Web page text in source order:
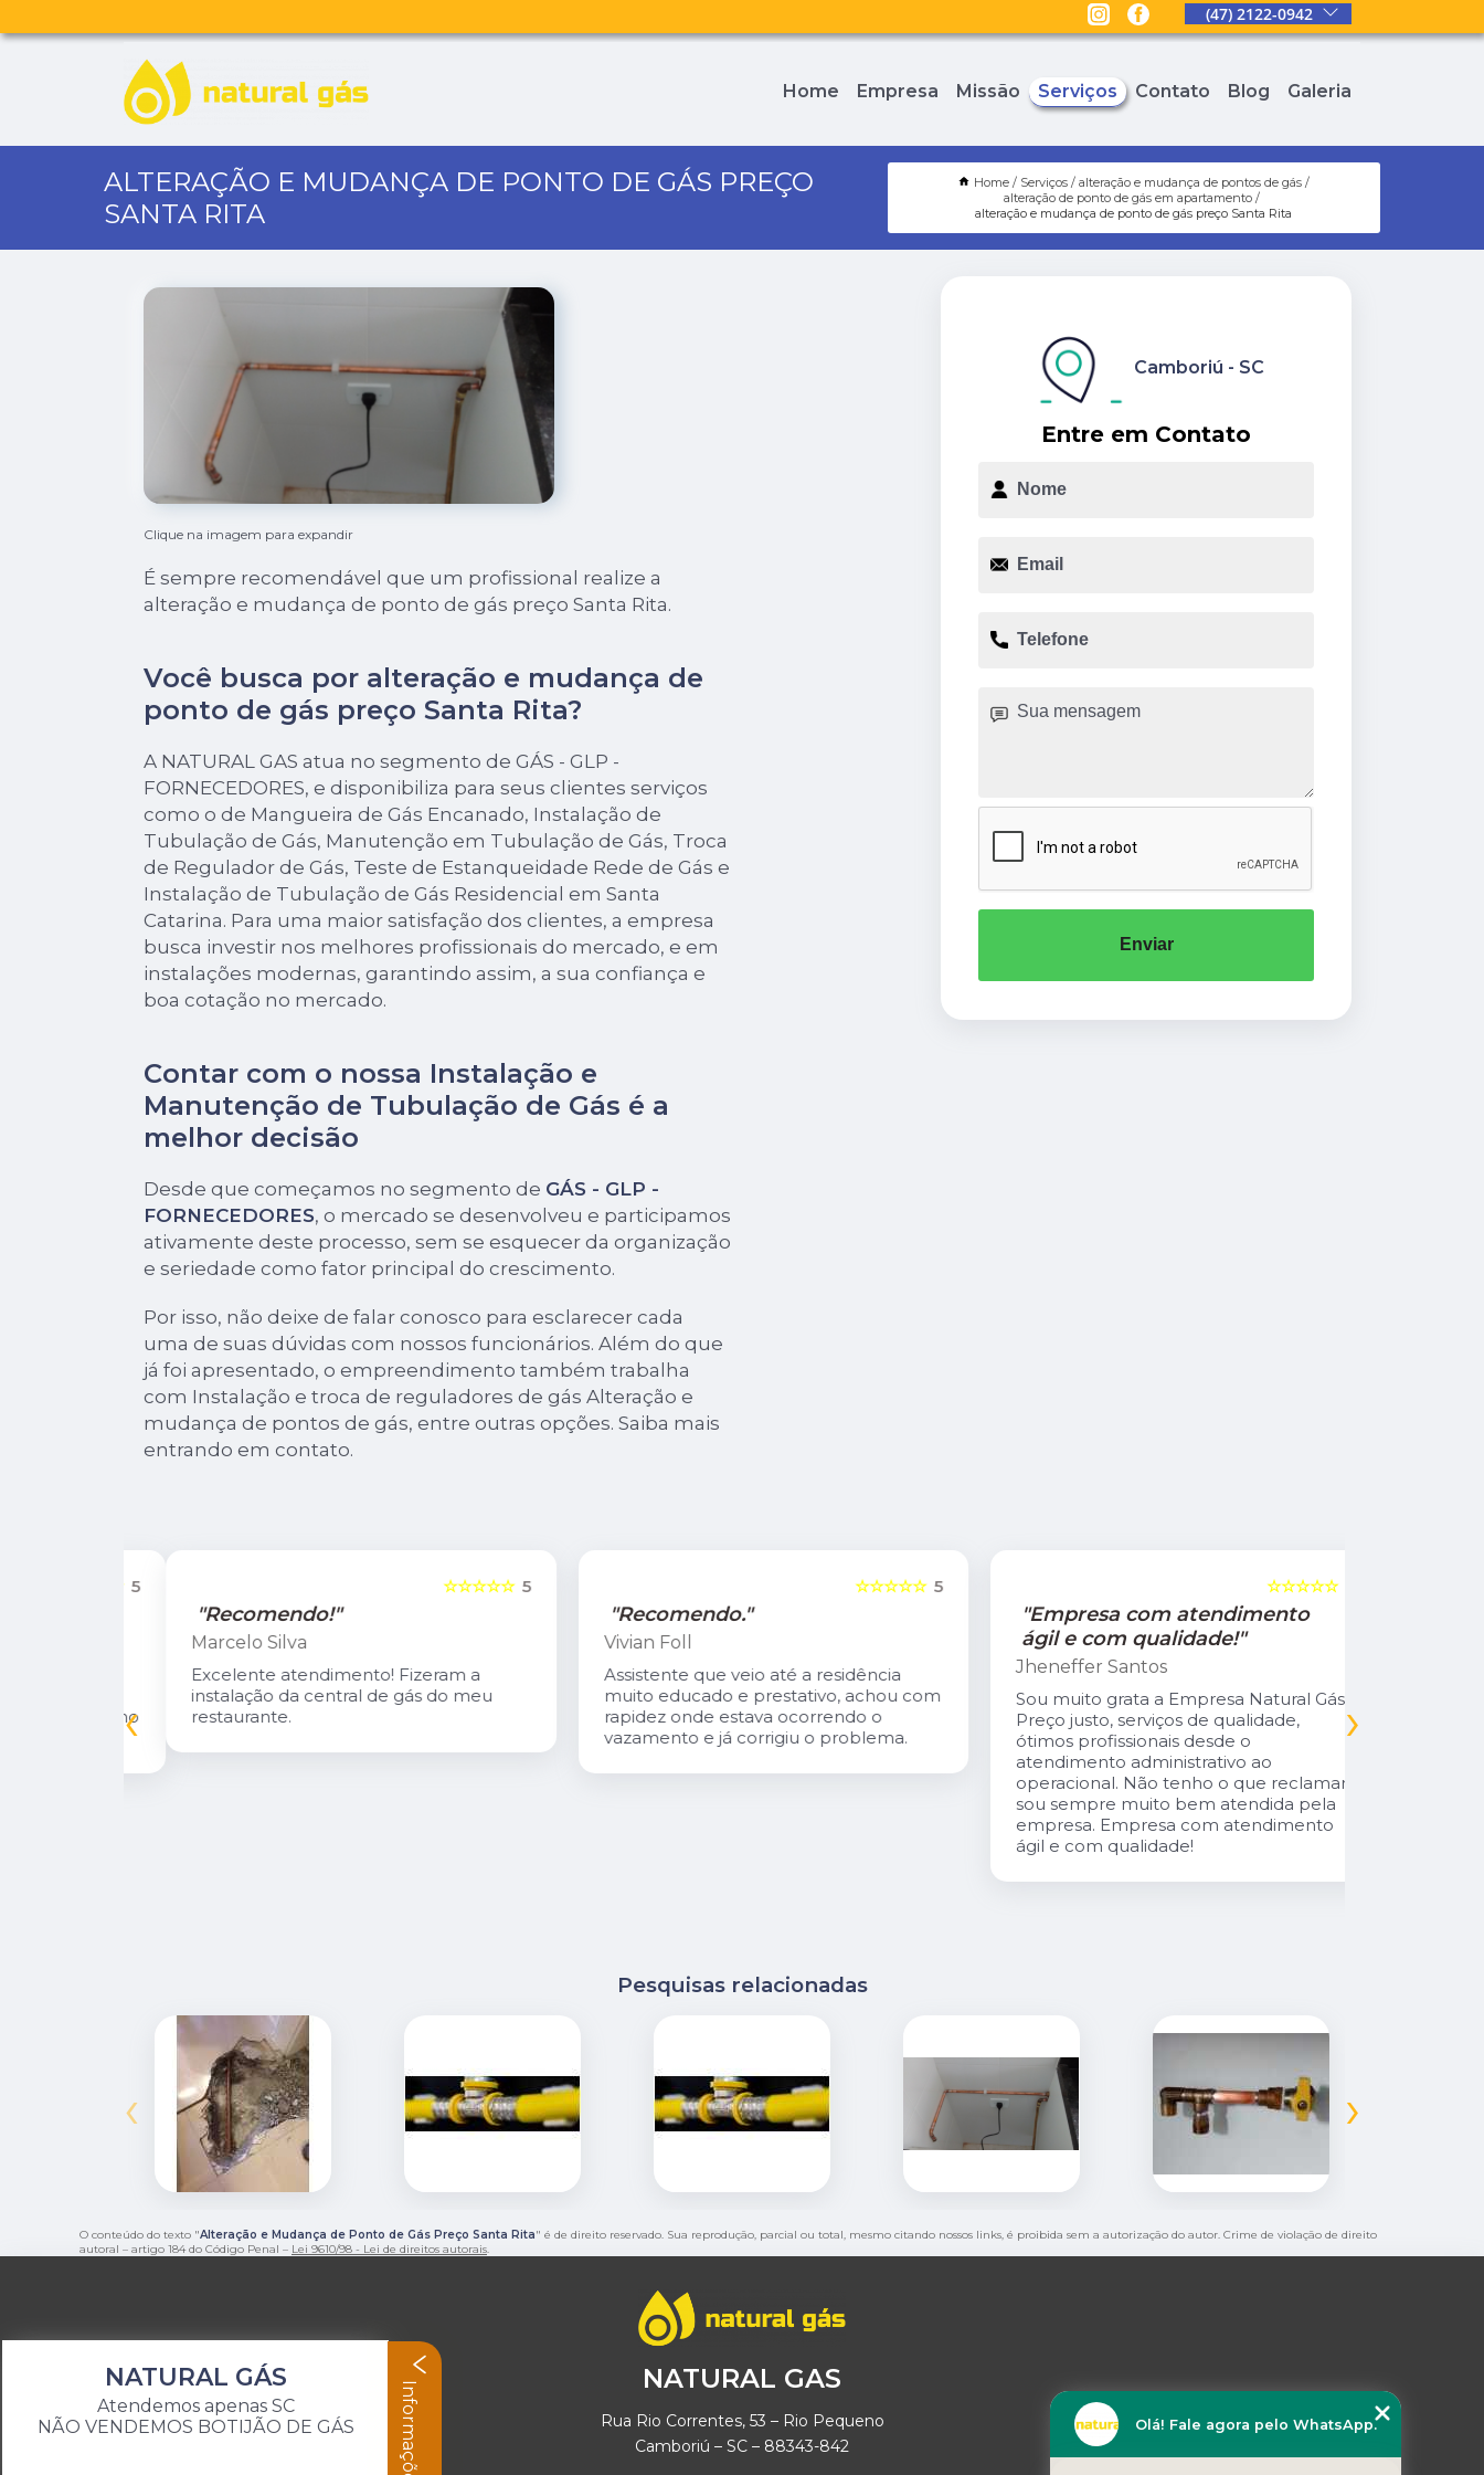
(47) 2122-0942
Home Empresa Missão Serviços Contato Blog Galeria
ALTERAÇÃO E MUDANÇA DE PONTO DE GÁS PREÇO
SANTA RITA
Home Serviços
alteração e mudança de pontos de gás
alteração de ponto de gás em apartamento
alteração e mudança de ponto de gás preço Santa Rita
Clique na imagem para expandir
É sempre recomendável que um profissional realize a
alteração e mudança de ponto de gás preço Santa Rita.
Você busca por alteração e mudança de
ponto de gás preço Santa Rita?
A NATURAL GAS atua no segmento de GÁS - GLP -
FORNECEDORES, e disponibiliza para seus clientes serviços
como o de Mangueira de Gás Encanado, Instalação de
Tubulação de Gás, Manutenção em Tubulação de Gás, Troca
de Regulador de Gás, Teste de Estanqueidade Rede de Gás e
Instalação de Tubulação de Gás Residencial em Santa
Catarina. Para uma maior satisfação dos clientes, a empresa
busca investir nos melhores profissionais do mercado, e em
instalações modernas, garantindo assim, a sua confiança e
boa cotação no mercado.
Contar com o nossa Instalação e
Manutenção de Tubulação de Gás é a
melhor decisão
Desde que começamos no segmento de GÁS - GLP -
FORNECEDORES, o mercado se desenvolveu e participamos
ativamente deste processo, sem se esquecer da organização
e seriedade como fator principal do crescimento.
Por isso, não deixe de falar conosco para esclarecer cada
uma de suas dúvidas com nossos funcionários. Além do que
já foi apresentado, o empreendimento também trabalha
com Instalação e troca de reguladores de gás Alteração e
mudança de pontos de gás, entre outras opções. Saiba mais
entrando em contato.
Entre em Contato
Camboriú - SC
Enviar
5
☆☆☆☆☆
"Recomendo!"
Marcelo Silva
Excelente atendimento! Fizeram a
instalação da central de gás do meu
restaurante.
5
☆☆☆☆☆
"Recomendo."
Vivian Foll
Assistente que veio até a residência
muito educado e prestativo, achou com
rapidez onde estava ocorrendo o
vazamento e já corrigiu o problema.
5
☆☆☆☆☆
"Empresa com atendimento
ágil e com qualidade!"
Jheneffer Santos
Sou muito grata a Empresa Natural Gás.
Preço justo, serviços de qualidade,
ótimos profissionais desde o
atendimento administrativo ao
operacional. Não tenho o que reclamar,
sou sempre muito bem atendida pela
empresa. Empresa com atendimento
ágil e com qualidade!
‹ ›
Pesquisas relacionadas
‹ ›
O conteúdo do texto "Alteração e Mudança de Ponto de Gás Preço Santa Rita" é de direito reservado. Sua reprodução, parcial ou total, mesmo citando nossos links, é proibida sem a autorização do autor. Crime de violação de direito
autoral – artigo 184 do Código Penal – Lei 9610/98 - Lei de direitos autorais.
NATURAL GAS
Rua Rio Correntes, 53 – Rio Pequeno
Camboriú – SC – 88343-842
Olá! Fale agora pelo WhatsApp.
NATURAL GÁS
Atendemos apenas SC
NÃO VENDEMOS BOTIJÃO DE GÁS
Informações